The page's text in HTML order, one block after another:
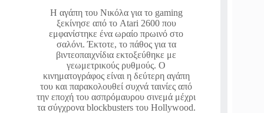
Η αγάπη του Νικόλα για το gaming
ξεκίνησε από το Atari 2600 που
εμφανίστηκε ένα ωραίο πρωινό στο
σαλόνι. Έκτοτε, το πάθος για τα
βιντεοπαιχνίδια εκτοξεύθηκε με
γεωμετρικούς ρυθμούς. Ο
κινηματογράφος είναι η δεύτερη αγάπη
του και παρακολουθεί συχνά ταινίες από
την εποχή του ασπρόμαυρου σινεμά μέχρι
τα σύγχρονα blockbusters του Hollywood.